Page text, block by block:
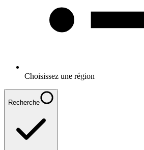
Choisissez une région
Recherche